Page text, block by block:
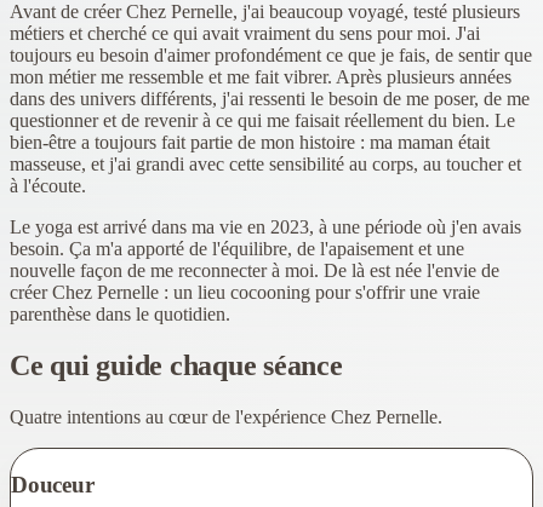
Avant de créer Chez Pernelle, j'ai beaucoup voyagé, testé plusieurs
métiers et cherché ce qui avait vraiment du sens pour moi. J'ai
toujours eu besoin d'aimer profondément ce que je fais, de sentir que
mon métier me ressemble et me fait vibrer. Après plusieurs années
dans des univers différents, j'ai ressenti le besoin de me poser, de me
questionner et de revenir à ce qui me faisait réellement du bien. Le
bien‑être a toujours fait partie de mon histoire : ma maman était
masseuse, et j'ai grandi avec cette sensibilité au corps, au toucher et
à l'écoute.
Le yoga est arrivé dans ma vie en 2023, à une période où j'en avais
besoin. Ça m'a apporté de l'équilibre, de l'apaisement et une
nouvelle façon de me reconnecter à moi. De là est née l'envie de
créer Chez Pernelle : un lieu cocooning pour s'offrir une vraie
parenthèse dans le quotidien.
Ce qui guide chaque séance
Quatre intentions au cœur de l'expérience Chez Pernelle.
Douceur